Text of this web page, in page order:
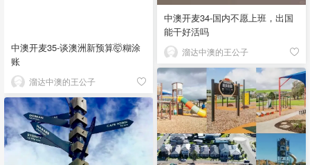
中澳开麦35-谈澳洲新预算🤯糊涂
账
溜达中澳的王公子
中澳开麦34-国内不愿上班，出国
能干好活吗
溜达中澳的王公子